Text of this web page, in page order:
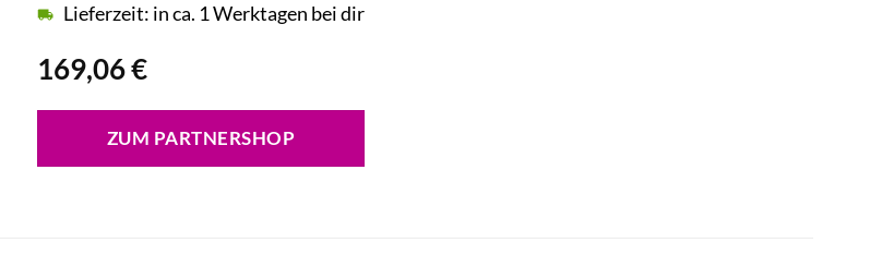
169,06€
Lieferzeit: in ca. 1 Werktagen bei dir
ZUM PARTNERSHOP